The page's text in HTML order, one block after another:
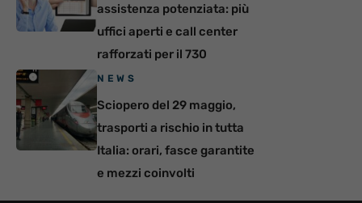
assistenza potenziata: più
uffici aperti e call center
rafforzati per il 730
NEWS
Sciopero del 29 maggio,
trasporti a rischio in tutta
Italia: orari, fasce garantite
e mezzi coinvolti